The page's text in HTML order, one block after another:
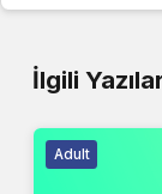
İlgili
Adult